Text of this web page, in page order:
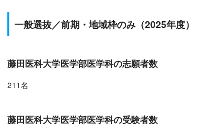
一般選抜／前期・地域枠のみ（2025年度）
藤田医科大学医学部医学科の志願者数
211名
藤田医科大学医学部医学科の受験者数